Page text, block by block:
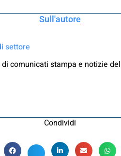
Sull'autore
settore
comunicati stampa e notizie
Condividi